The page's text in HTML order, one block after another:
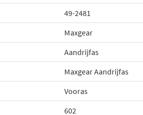
49-2481
Maxgear
Aandrijfas
Maxgear Aandrijfas
Vooras
602